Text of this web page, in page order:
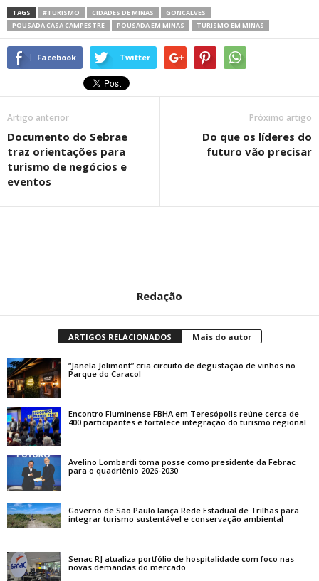
TAGS #TURISMO CIDADES DE MINAS
GONCALVES
POUSADA CASA CAMPESTRE
POUSADA EM MINAS TURISMO EM MINAS
Facebook Twitter
Artigo anterior
Documento do Sebrae
traz orientações para
turismo de negócios e
eventos
Próximo artigo
Do que os líderes do
futuro vão precisar
Redação
ARTIGOS RELACIONADOS Mais do autor
“Janela Jolimont” cria circuito de degustação de vinhos no
Parque do Caracol
Encontro Fluminense FBHA em Teresópolis reúne cerca de
400 participantes e fortalece integração do turismo regional
Avelino Lombardi toma posse como presidente da Febrac
para o quadriênio 2026-2030
Governo de São Paulo lança Rede Estadual de Trilhas para
integrar turismo sustentável e conservação ambiental
Senac RJ atualiza portfólio de hospitalidade com foco nas
novas demandas do mercado